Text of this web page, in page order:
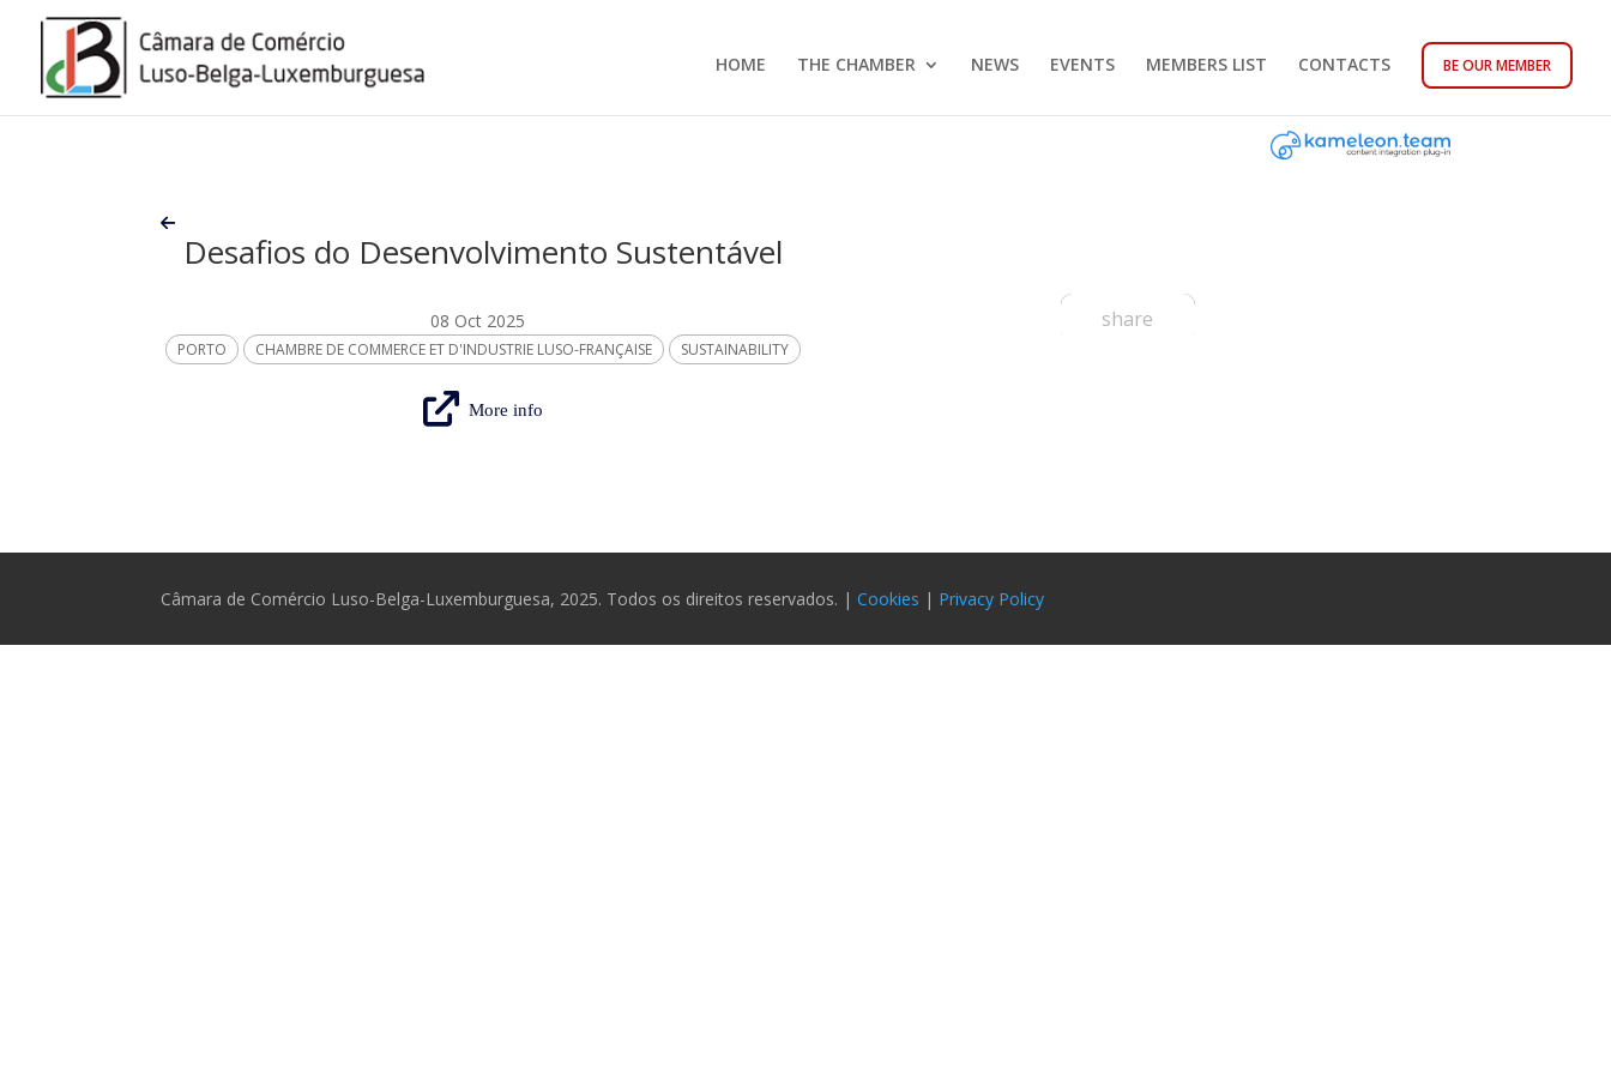
HOME THE CHAMBER NEWS EVENTS MEMBERS LIST CONTACTS BE OUR MEMBER
share
Desafios do Desenvolvimento Sustentável
08 Oct 2025
PORTO CHAMBRE DE COMMERCE ET D'INDUSTRIE LUSO-FRANÇAISE SUSTAINABILITY
More info
Câmara de Comércio Luso-Belga-Luxemburguesa, 2025. Todos os direitos reservados. |Cookies | Privacy Policy